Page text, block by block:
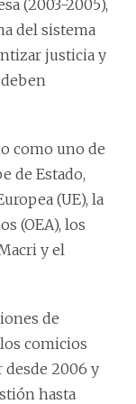
(2003-2005),
del sistema
justicia y
como uno de
de Estado,
(UE), la
(OEA), los
y el
de
comicios
desde 2006 y
hasta